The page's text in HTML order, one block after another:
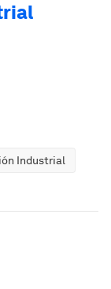
Industrial